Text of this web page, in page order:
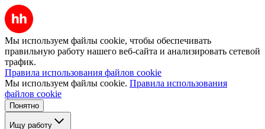
Мы используем файлы cookie, чтобы обеспечивать
правильную работу нашего веб-сайта и анализировать сетевой
трафик.
Правила использования файлов cookie
Мы используем файлы cookie. Правила использования
файлов cookie
Понятно
Ищу работу